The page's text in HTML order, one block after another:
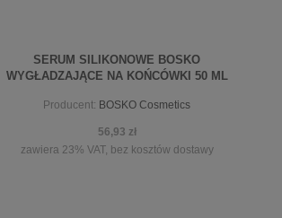
SERUM SILIKONOWE BOSKO
WYGŁADZAJĄCE NA KOŃCÓWKI 50 ML
Producent: BOSKO Cosmetics
56,93 zł
zawiera 23% VAT, bez kosztów dostawy